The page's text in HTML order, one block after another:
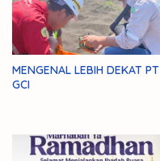
MENGENAL LEBIH DEKAT PT
GCI